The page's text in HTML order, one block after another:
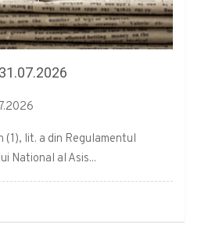
(1), lit. a din Regulamentul
National al Asis...